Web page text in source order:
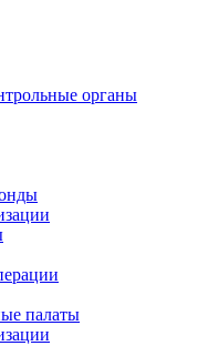
органы
палаты